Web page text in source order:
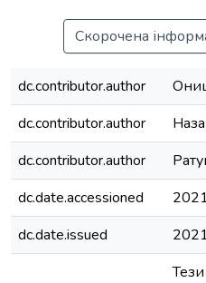
Скорочена
dc.contributor.author
dc.contributor.author
dc.contributor.author
dc.date.accessioned
dc.date.issued